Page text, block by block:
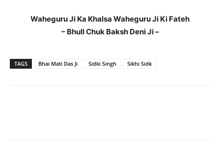
Waheguru Ji Ka Khalsa Waheguru Ji Ki Fateh
– Bhull Chuk Baksh Deni Ji –
TAGS Bhai Mati Das Ji Sidki Singh Sikhi Sidk